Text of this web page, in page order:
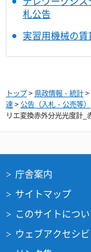
札公告
実習用機械の
トップ> 県政情報・統計>
達>公告（入札・公売等）
リエ変換赤外分光光度計_
庁舎案内
サイトマップ
このサイトにつ
ウェブアクセシ